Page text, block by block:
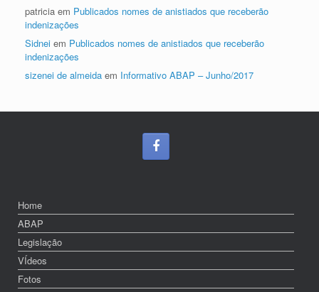
patricia em Publicados nomes de anistiados que receberão
indenizações
Sidnei em Publicados nomes de anistiados que receberão
indenizações
sizenei de almeida em Informativo ABAP – Junho/2017
Home
ABAP
Legislação
VÍdeos
Fotos